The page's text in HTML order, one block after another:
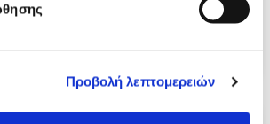
Προβολή λεπτομερειών
ΕΙΔΙΚΌΤΗΤΑ ΙΑΤΡΟΎ: